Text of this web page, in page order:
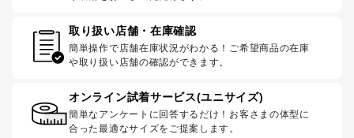
取り扱い店舗・在庫確認
簡単操作で店舗在庫状況がわかる！ご希望商品の在庫
や取り扱い店舗の確認ができます。
オンライン試着サービス(ユニサイズ)
簡単なアンケートに回答するだけ！お客さまの体型に
合った最適なサイズをご提案します。